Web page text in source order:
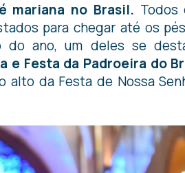
mariana no Brasil. Todos
para chegar até os
do ano, um deles se
e Festa da Padroeira do
alto da Festa de Nossa